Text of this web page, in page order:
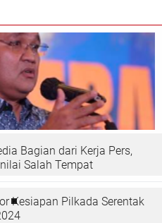
Bagian dari Kerja Pers,
Salah Tempat
Kesiapan Pilkada Serentak